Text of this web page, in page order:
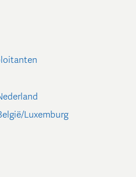
Luxemburg